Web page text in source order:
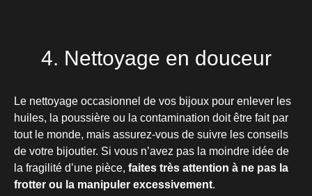
4. Nettoyage en douceur
Le nettoyage occasionnel de vos bijoux pour enlever les
huiles, la poussière ou la contamination doit être fait par
tout le monde, mais assurez-vous de suivre les conseils
de votre bijoutier. Si vous n’avez pas la moindre idée de
la fragilité d’une pièce, faites très attention à ne pas la
frotter ou la manipuler excessivement.